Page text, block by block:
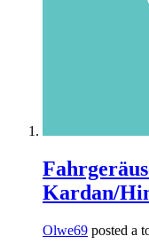
Kardan/
Olwe69 posted a